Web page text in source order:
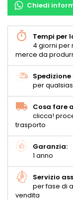
Chiedi
Tempi per
4 giorni per
merce da
per
Cosa fare
clicca!
trasporto
Garanzia:
1 anno
Servizio
per fase di
vendita